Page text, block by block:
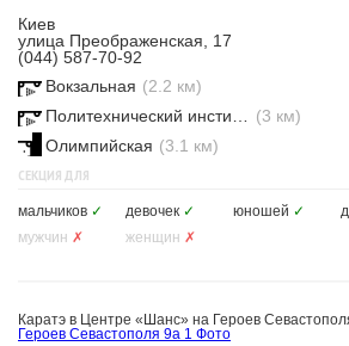
Киев
улица Преображенская, 17
(044) 587-70-92
Вокзальная (2.2 км)
(3 км)
Олимпийская (3.1 км)
СЕКЦИЯ ДЛЯ
мальчиков ✓ девочек ✓ юношей ✓
мужчин ✗ женщин ✗
Каратэ в Центре «Шанс» на Героев
Героев Севастополя 9а 1 Фото